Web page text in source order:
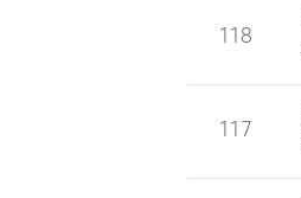
118
117